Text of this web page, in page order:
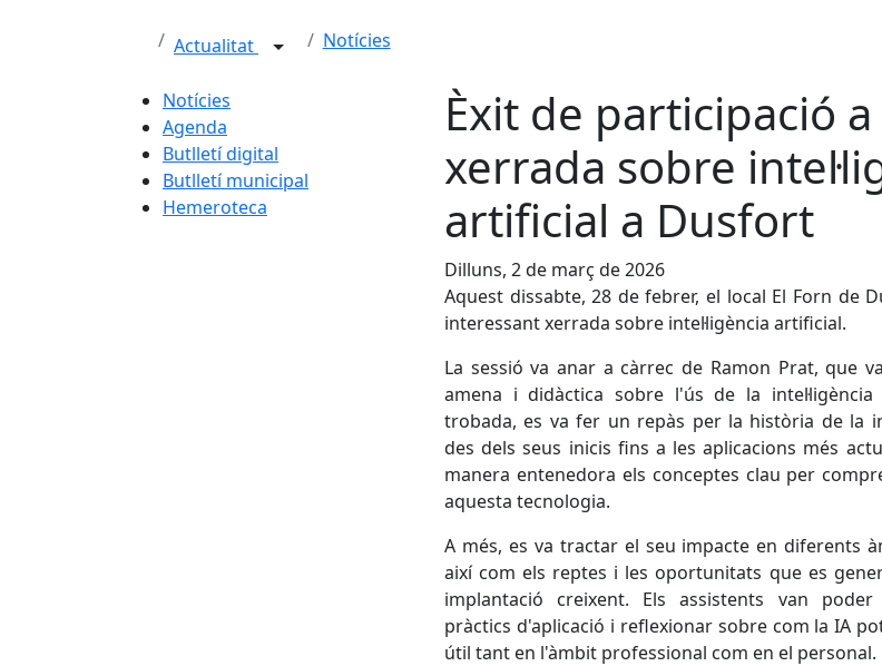
Actualitat Notícies
Notícies
Agenda
Butlletí digital
Butlletí municipal
Hemeroteca
Èxit de participació a
xerrada sobre
artificial a Dusfort
Dilluns, 2 de març de 2026
Aquest dissabte, 28 de febrer, el local El Forn de
interessant xerrada sobre intel·ligència artificial.
La sessió va anar a càrrec de Ramon Prat, que
amena i didàctica sobre l'ús de la
trobada, es va fer un repàs per la història de la
des dels seus inicis fins a les aplicacions més
manera entenedora els conceptes clau per
aquesta tecnologia.
A més, es va tractar el seu impacte en diferents
així com els reptes i les oportunitats que es
implantació creixent. Els assistents van poder
pràctics d'aplicació i reflexionar sobre com la IA
útil tant en l'àmbit professional com en el personal.